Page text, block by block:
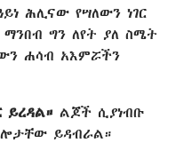
ሕሊናው የሣለውን ነገር
ግን ለየት ያለ ስሜት
ሐሳብ አእምሯችን
ይረዳል። ልጆች ሲያነብቡ
ይዳብራል።